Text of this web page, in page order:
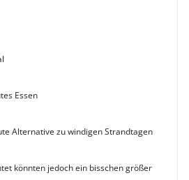
Essen
Alternative zu windigen Strandtagen
könnten jedoch ein bisschen größer